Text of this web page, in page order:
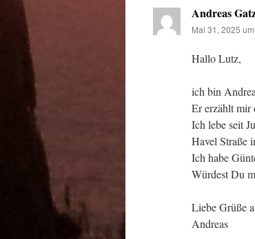
Andreas
Mai 31, 2025
Hallo Lutz,
ich bin
Er erzählt mir
Ich lebe seit
Havel Straße
Ich habe
Würdest Du
Liebe Grüße
Andreas